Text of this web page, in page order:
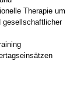
Therapie um
gesellschaftlicher